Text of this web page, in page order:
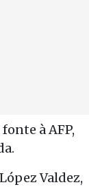
à AFP,
Valdez,